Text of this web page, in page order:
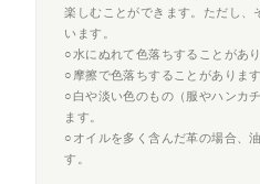
楽しむことができます。ただし、
います。
○水にぬれて色落ちすることがあり
○摩擦で色落ちすることがあります
○白や淡い色のもの（服やハンカ
ます。
○オイルを多く含んだ革の場合、
す。